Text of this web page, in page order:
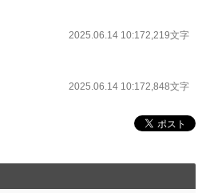
2025.06.14 10:172,219文字
2025.06.14 10:172,848文字